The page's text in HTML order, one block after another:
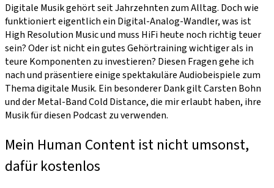
Digitale Musik gehört seit Jahrzehnten zum Alltag. Doch wie
funktioniert eigentlich ein Digital-Analog-Wandler, was ist
High Resolution Music und muss HiFi heute noch richtig teuer
sein? Oder ist nicht ein gutes Gehörtraining wichtiger als in
teure Komponenten zu investieren? Diesen Fragen gehe ich
nach und präsentiere einige spektakuläre Audiobeispiele zum
Thema digitale Musik. Ein besonderer Dank gilt Carsten Bohn
und der Metal-Band Cold Distance, die mir erlaubt haben, ihre
Musik für diesen Podcast zu verwenden.
Mein Human Content ist nicht umsonst,
dafür kostenlos